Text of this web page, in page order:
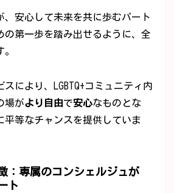
、安心して未来を共に歩むパート
の第一歩を踏み出せるように、全
により、LGBTQ+コミュニティ内
場がより自由で安心なものとな
平等なチャンスを提供していま
：専属のコンシェルジュが
ト